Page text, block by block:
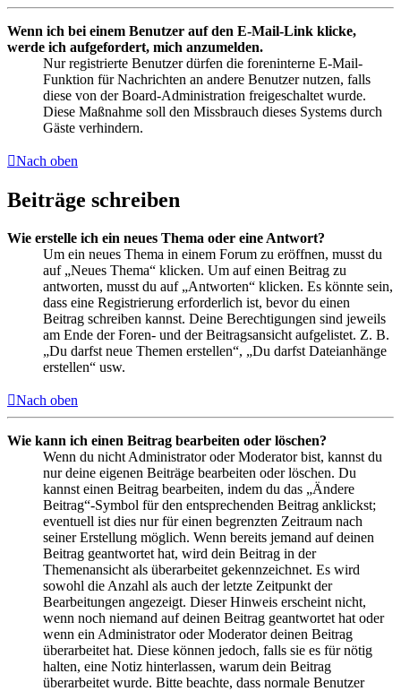
Wenn ich bei einem Benutzer auf den E-Mail-Link klicke,
werde ich aufgefordert, mich anzumelden.
Nur registrierte Benutzer dürfen die foreninterne E-Mail-
Funktion für Nachrichten an andere Benutzer nutzen, falls
diese von der Board-Administration freigeschaltet wurde.
Diese Maßnahme soll den Missbrauch dieses Systems durch
Gäste verhindern.
Nach oben
Beiträge schreiben
Wie erstelle ich ein neues Thema oder eine Antwort?
Um ein neues Thema in einem Forum zu eröffnen, musst du
auf „Neues Thema“ klicken. Um auf einen Beitrag zu
antworten, musst du auf „Antworten“ klicken. Es könnte sein,
dass eine Registrierung erforderlich ist, bevor du einen
Beitrag schreiben kannst. Deine Berechtigungen sind jeweils
am Ende der Foren- und der Beitragsansicht aufgelistet. Z. B.
„Du darfst neue Themen erstellen“, „Du darfst Dateianhänge
erstellen“ usw.
Nach oben
Wie kann ich einen Beitrag bearbeiten oder löschen?
Wenn du nicht Administrator oder Moderator bist, kannst du
nur deine eigenen Beiträge bearbeiten oder löschen. Du
kannst einen Beitrag bearbeiten, indem du das „Ändere
Beitrag“-Symbol für den entsprechenden Beitrag anklickst;
eventuell ist dies nur für einen begrenzten Zeitraum nach
seiner Erstellung möglich. Wenn bereits jemand auf deinen
Beitrag geantwortet hat, wird dein Beitrag in der
Themenansicht als überarbeitet gekennzeichnet. Es wird
sowohl die Anzahl als auch der letzte Zeitpunkt der
Bearbeitungen angezeigt. Dieser Hinweis erscheint nicht,
wenn noch niemand auf deinen Beitrag geantwortet hat oder
wenn ein Administrator oder Moderator deinen Beitrag
überarbeitet hat. Diese können jedoch, falls sie es für nötig
halten, eine Notiz hinterlassen, warum dein Beitrag
überarbeitet wurde. Bitte beachte, dass normale Benutzer